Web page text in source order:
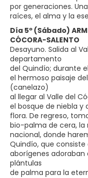
por generaciones.
raíces, el alma y la
Día 5º (Sábado)
CÓCORA-SALENTO
Desayuno. Salida al
departamento
del Quindío; durante
el hermoso paisaje
(canelazo)
al llegar al Valle del
el bosque de niebla y
flora. De regreso,
bio-palma de cera, la
nacional, donde
Quindío, que
aborígenes
plántulas
de palma para la